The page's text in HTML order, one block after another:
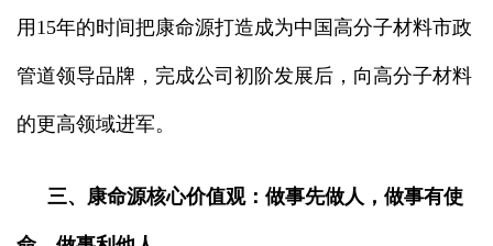
用15年的时间把康命源打造成为中国高分子材料市政
管道领导品牌，完成公司初阶发展后，向高分子材料
的更高领域进军。
三、康命源核心价值观：做事先做人，做事有使